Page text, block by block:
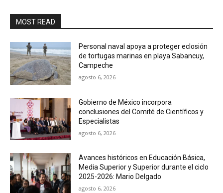
MOST READ
Personal naval apoya a proteger eclosión
de tortugas marinas en playa Sabancuy,
Campeche
agosto 6, 2026
Gobierno de México incorpora
conclusiones del Comité de Científicos y
Especialistas
agosto 6, 2026
Avances históricos en Educación Básica,
Media Superior y Superior durante el ciclo
2025-2026: Mario Delgado
agosto 6, 2026